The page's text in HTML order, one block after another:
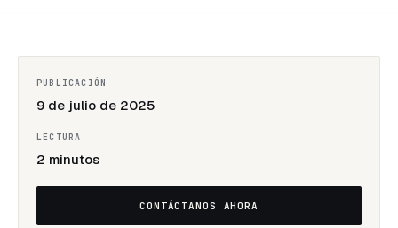
Remodelación
civiles
PUBLICACIÓN
9 de julio de 2025
LECTURA
2 minutos
CONTÁCTANOS AHORA